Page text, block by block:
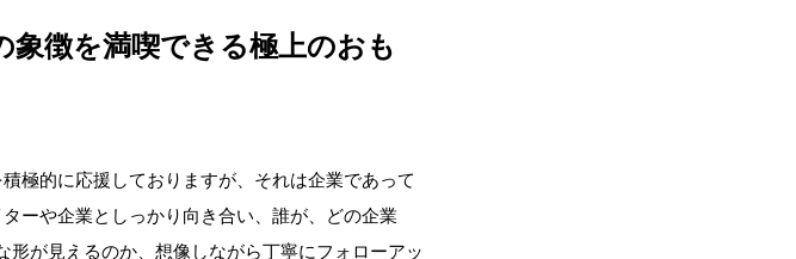
象徴を満喫できる極上のおも
極的に応援しておりますが、それは企業であって
ーや企業としっかり向き合い、誰が、どの企業
が見えるのか、想像しながら丁寧にフォローアッ